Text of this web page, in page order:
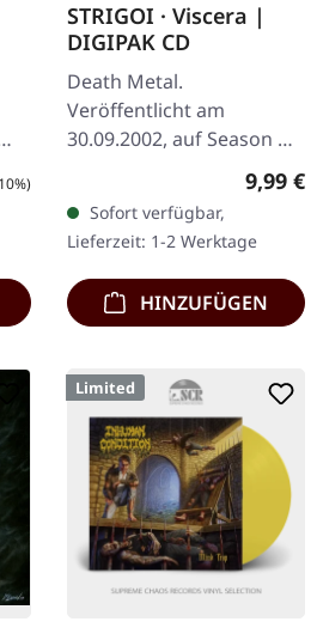
STRIGOI · Viscera |
DIGIPAK CD
Death Metal.
Veröffentlicht am
30.09.2002, auf Season Of
Mist. CD im DigiPak mit
16-seitigem Booklet.
Strigoi entfesseln mit
„Viscera" eine wahre…
9,99 €
Sofort verfügbar,
Lieferzeit: 1-2 Werktage
HINZUFÜGEN
Limited